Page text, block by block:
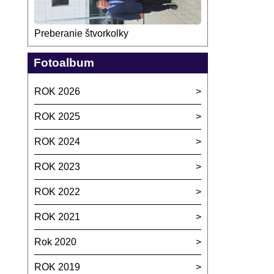
Preberanie štvorkolky
Fotoalbum
ROK 2026
ROK 2025
ROK 2024
ROK 2023
ROK 2022
ROK 2021
Rok 2020
ROK 2019